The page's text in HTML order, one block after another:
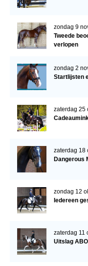
zondag 9
Tweede
verlopen
zondag 2
Startlijsten
zaterdag 25
zaterdag 18
Dangerous
zondag 12
Iedereen
zaterdag 11
Uitslag